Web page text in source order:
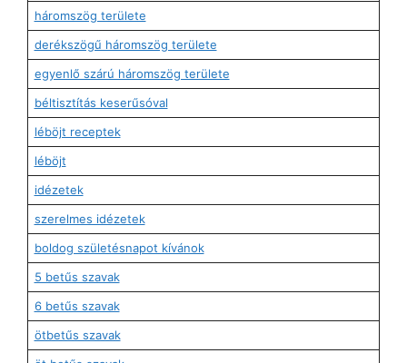
háromszög területe
derékszögű háromszög területe
egyenlő szárú háromszög területe
béltisztítás keserűsóval
léböjt receptek
léböjt
idézetek
szerelmes idézetek
boldog születésnapot kívánok
5 betűs szavak
6 betűs szavak
ötbetűs szavak